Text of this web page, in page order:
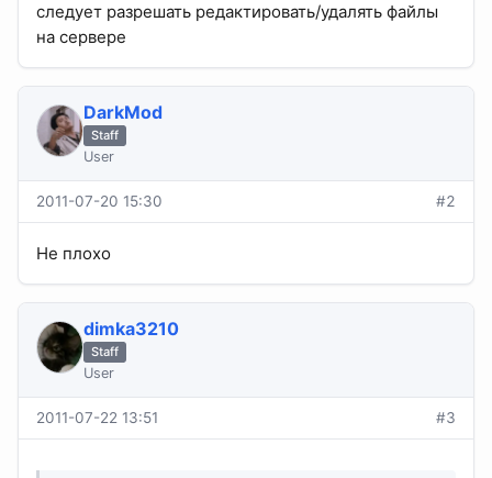
следует разрешать редактировать/удалять файлы
на сервере
DarkMod
Staff
User
2011-07-20 15:30 #2
Не плохо
dimka3210
Staff
User
2011-07-22 13:51 #3